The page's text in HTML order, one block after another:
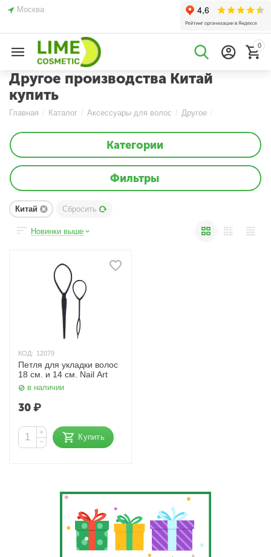
Москва
0
Другое производства Китай
купить
Главная / Каталог / Аксессуары для волос / Другое /
Категории
Фильтры
Китай Сбросить
Новинки выше
КОД: 12079
Петля для укладки волос
18 см. и 14 см. Nail Art
в наличии
30₽
+
−
Купить